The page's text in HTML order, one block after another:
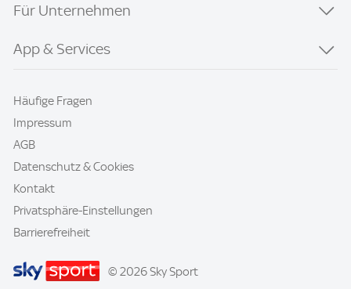
Für Unternehmen
App & Services
Häufige Fragen
Impressum
AGB
Datenschutz & Cookies
Kontakt
Privatsphäre-Einstellungen
Barrierefreiheit
© 2026 Sky Sport